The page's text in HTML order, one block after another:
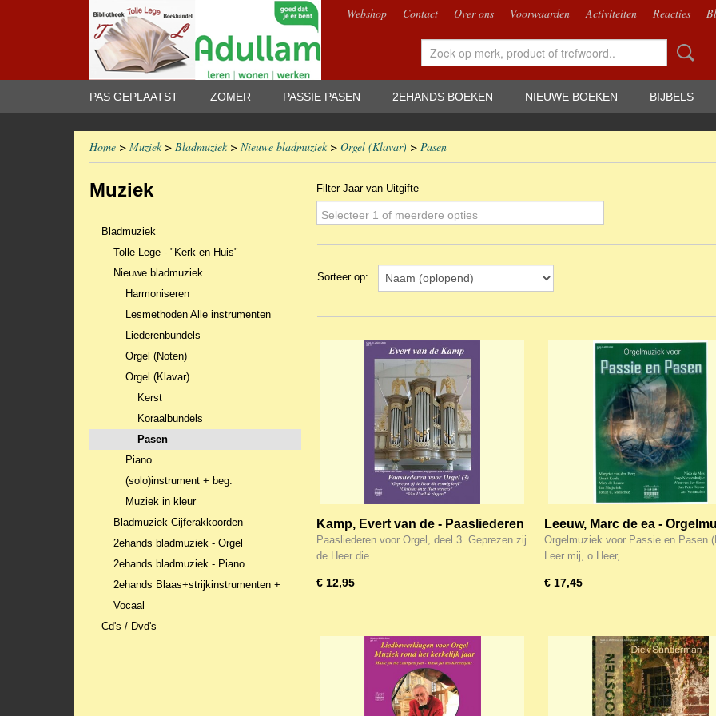
Webshop Contact Over ons Voorwaarden Activiteiten Reacties
PAS GEPLAATST ZOMER PASSIE PASEN 2EHANDS BOEKEN NIEUWE BOEKEN BIJBELS
Home > Muziek> Bladmuziek> Nieuwe bladmuziek> Orgel (Klavar) > Pasen
Muziek
Bladmuziek
Tolle Lege - "Kerk en Huis"
Nieuwe bladmuziek
Harmoniseren
Lesmethoden Alle instrumenten
Liederenbundels
Orgel (Noten)
Orgel (Klavar)
Kerst
Koraalbundels
Pasen
Piano
(solo)instrument + beg.
Muziek in kleur
Bladmuziek Cijferakkoorden
2ehands bladmuziek - Orgel
2ehands bladmuziek - Piano
2ehands Blaas+strijkinstrumenten +
Vocaal
Cd's / Dvd's
Filter Jaar van Uitgifte
Selecteer 1 of meerdere opties
Sorteer op:
Kamp, Evert van de - Paasliederen
voor orgel (3) Klavar
Paasliederen voor Orgel, deel 3. Geprezen zij
de Heer die…
€ 12,95
Leeuw, Marc de ea -
voor Passie en Pasen
Orgelmuziek voor Passie en Pasen
Leer mij, o Heer,…
€ 17,45